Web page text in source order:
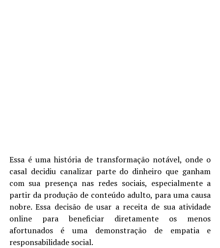
Essa é uma história de transformação notável, onde o
casal decidiu canalizar parte do dinheiro que ganham
com sua presença nas redes sociais, especialmente a
partir da produção de conteúdo adulto, para uma causa
nobre. Essa decisão de usar a receita de sua atividade
online para beneficiar diretamente os menos
afortunados é uma demonstração de empatia e
responsabilidade social.